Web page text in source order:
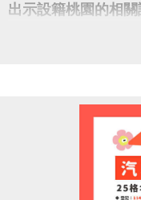
出示設籍桃園的相
一起為桃猿喝采、
#蘆竹國民運動中心
#桃園市政府體育